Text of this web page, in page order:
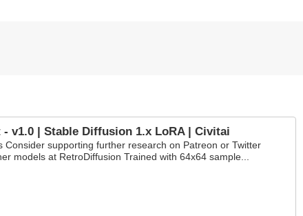
v1.0 | Stable Diffusion 1.x LoRA | Civitai
Consider supporting further research on Patreon or Twitter
models at RetroDiffusion Trained with 64x64 sample...